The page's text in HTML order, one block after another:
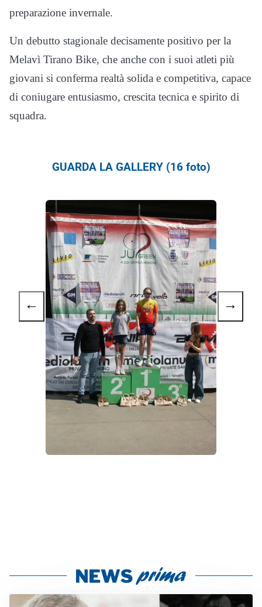
preparazione invernale.
Un debutto stagionale decisamente positivo per la
Melavì Tirano Bike, che anche con i suoi atleti più
giovani si conferma realtà solida e competitiva, capace
di coniugare entusiasmo, crescita tecnica e spirito di
squadra.
GUARDA LA GALLERY (16 foto)
← →